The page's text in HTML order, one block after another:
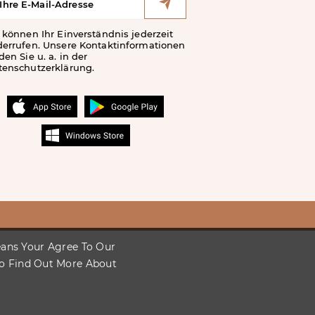
Your Agree To Our
Find Out More About
können Ihr Einverständnis jederzeit
Unsere Kontaktinformationen
Sie u. a. in der